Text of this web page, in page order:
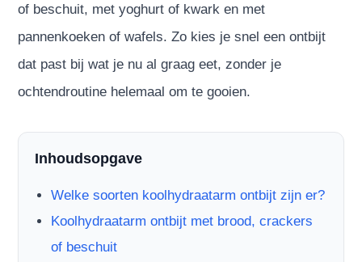
of beschuit, met yoghurt of kwark en met
pannenkoeken of wafels. Zo kies je snel een ontbijt
dat past bij wat je nu al graag eet, zonder je
ochtendroutine helemaal om te gooien.
Inhoudsopgave
Welke soorten koolhydraatarm ontbijt zijn er?
Koolhydraatarm ontbijt met brood, crackers
of beschuit